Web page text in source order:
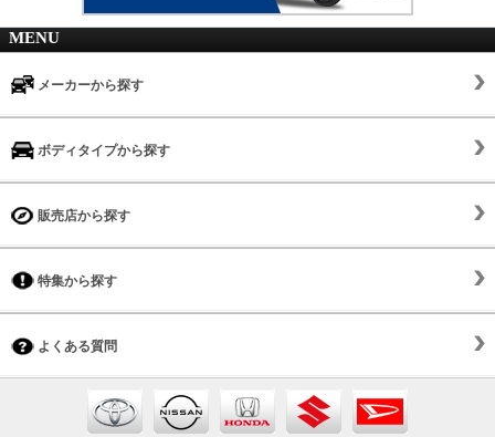
MENU
メーカーから探す
ボディタイプから探す
販売店から探す
特集から探す
よくある質問